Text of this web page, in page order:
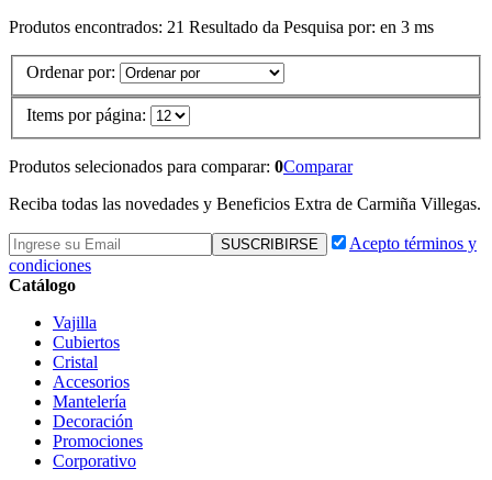
Produtos encontrados: 21 Resultado da Pesquisa por: en 3 ms
Ordenar por:
Items por página:
Produtos selecionados para comparar: 0Comparar
Reciba todas las novedades y Beneficios Extra de Carmiña Villegas.
Acepto términos y
condiciones
Catálogo
Vajilla
Cubiertos
Cristal
Accesorios
Mantelería
Decoración
Promociones
Corporativo